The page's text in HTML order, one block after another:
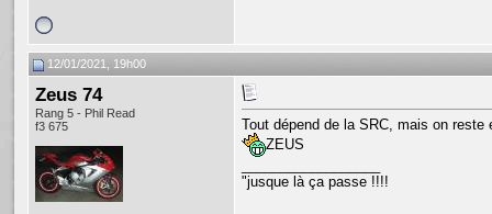
12/01/2021, 19h00
Zeus 74
Rang 5 - Phil Read
f3 675
Tout dépend de la SRC, mais on reste
ZEUS
"jusque là ça passe !!!!